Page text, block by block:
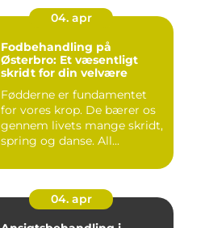
04. apr
Fodbehandling på
Østerbro: Et væsentligt
skridt for din velvære
Fødderne er fundamentet
for vores krop. De bærer os
gennem livets mange skridt,
spring og danse. All...
04. apr